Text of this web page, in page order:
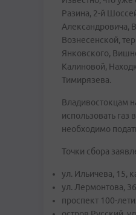
Разина, 2-й
Александровича,
Вознесенской,
Янковского,
Калиновой,
Тимирязева.
Владивостокцам
использовать
необходимо
Точки сбора
ул. Ильичева, 15,
ул. Лермонтова,
проспект 100-